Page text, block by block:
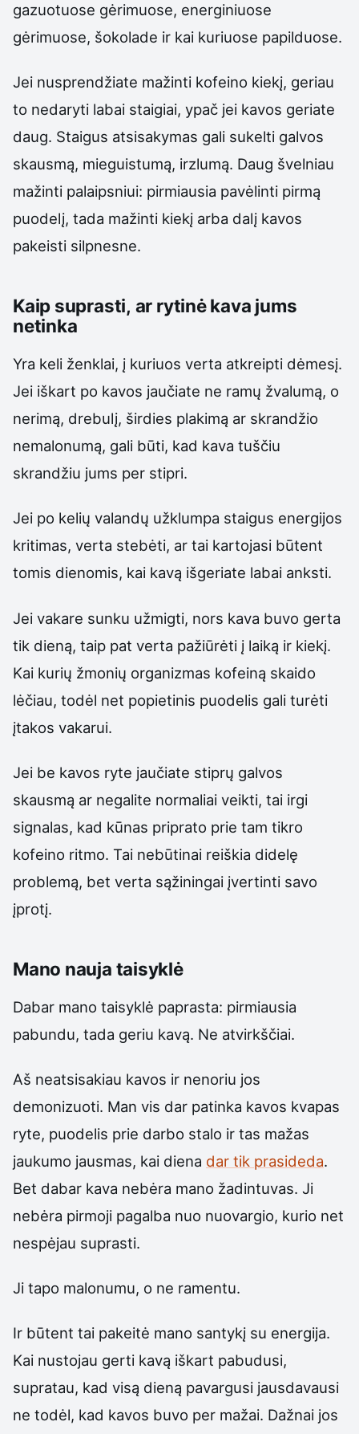
gazuotuose gėrimuose, energiniuose
gėrimuose, šokolade ir kai kuriuose papilduose.
Jei nusprendžiate mažinti kofeino kiekį, geriau
to nedaryti labai staigiai, ypač jei kavos geriate
daug. Staigus atsisakymas gali sukelti galvos
skausmą, mieguistumą, irzlumą. Daug švelniau
mažinti palaipsniui: pirmiausia pavėlinti pirmą
puodelį, tada mažinti kiekį arba dalį kavos
pakeisti silpnesne.
Kaip suprasti, ar rytinė kava jums
netinka
Yra keli ženklai, į kuriuos verta atkreipti dėmesį.
Jei iškart po kavos jaučiate ne ramų žvalumą, o
nerimą, drebulį, širdies plakimą ar skrandžio
nemalonumą, gali būti, kad kava tuščiu
skrandžiu jums per stipri.
Jei po kelių valandų užklumpa staigus energijos
kritimas, verta stebėti, ar tai kartojasi būtent
tomis dienomis, kai kavą išgeriate labai anksti.
Jei vakare sunku užmigti, nors kava buvo gerta
tik dieną, taip pat verta pažiūrėti į laiką ir kiekį.
Kai kurių žmonių organizmas kofeiną skaido
lėčiau, todėl net popietinis puodelis gali turėti
įtakos vakarui.
Jei be kavos ryte jaučiate stiprų galvos
skausmą ar negalite normaliai veikti, tai irgi
signalas, kad kūnas priprato prie tam tikro
kofeino ritmo. Tai nebūtinai reiškia didelę
problemą, bet verta sąžiningai įvertinti savo
įprotį.
Mano nauja taisyklė
Dabar mano taisyklė paprasta: pirmiausia
pabundu, tada geriu kavą. Ne atvirkščiai.
Aš neatsisakiau kavos ir nenoriu jos
demonizuoti. Man vis dar patinka kavos kvapas
ryte, puodelis prie darbo stalo ir tas mažas
jaukumo jausmas, kai diena dar tik prasideda.
Bet dabar kava nebėra mano žadintuvas. Ji
nebėra pirmoji pagalba nuo nuovargio, kurio net
nespėjau suprasti.
Ji tapo malonumu, o ne ramentu.
Ir būtent tai pakeitė mano santykį su energija.
Kai nustojau gerti kavą iškart pabudusi,
supratau, kad visą dieną pavargusi jausdavausi
ne todėl, kad kavos buvo per mažai. Dažnai jos